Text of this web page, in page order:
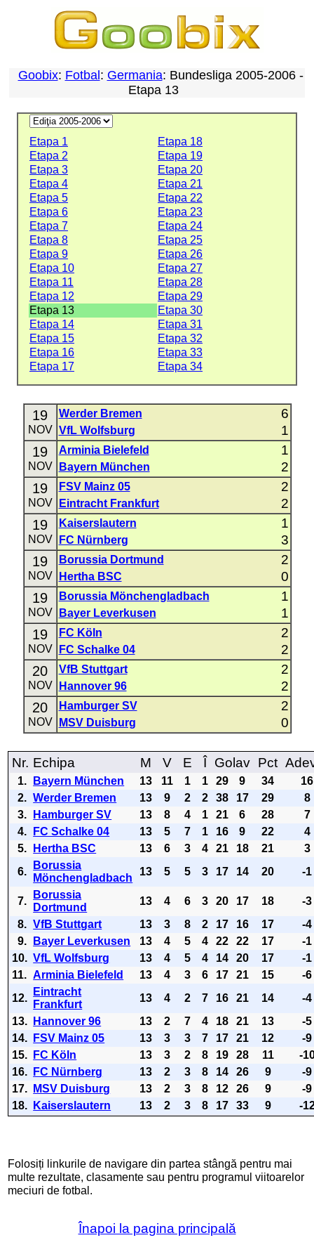
Goobix: Fotbal : Germania: Bundesliga 2005-2006 -
Etapa 13
Etapa 1
Etapa 18
Etapa 2
Etapa 19
Etapa 3
Etapa 20
Etapa 4
Etapa 21
Etapa 5
Etapa 22
Etapa 6
Etapa 23
Etapa 7
Etapa 24
Etapa 8
Etapa 25
Etapa 9
Etapa 26
Etapa 10
Etapa 27
Etapa 11
Etapa 28
Etapa 12
Etapa 29
Etapa 13
Etapa 30
Etapa 14
Etapa 31
Etapa 15
Etapa 32
Etapa 16
Etapa 33
Etapa 17
Etapa 34
19
NOV
Werder Bremen 6
VfL Wolfsburg 1
19
NOV
Arminia Bielefeld 1
Bayern München 2
19
NOV
FSV Mainz 05 2
Eintracht Frankfurt 2
19
NOV
Kaiserslautern 1
FC Nürnberg 3
19
NOV
Borussia Dortmund 2
Hertha BSC 0
19
NOV
Borussia Mönchengladbach 1
Bayer Leverkusen 1
19
NOV
FC Köln 2
FC Schalke 04 2
20
NOV
VfB Stuttgart 2
Hannover 96 2
20
NOV
Hamburger SV 2
MSV Duisburg 0
Nr. Echipa M V E Î Golav Pct
1. Bayern München 13 11 1 1 29 9 34
16
2. Werder Bremen 13 9 2 2 38 17 29
8
3.
Hamburger SV 13 8 4 1 21 6 28
7
4.
FC Schalke 04 13 5 7 1 16 9 22
4
5.
Hertha BSC 13 6 3 4 21 18 21
3
6.
Borussia
Mönchengladbach
13 5 5 3 17 14 20 -1
7.
Borussia
Dortmund
13 4 6 3 20 17 18
-3
8. VfB Stuttgart 13 3 8 2 17 16 17
-4
9.
Bayer Leverkusen 13 4 5 4 22 22 17
-1
10. VfL Wolfsburg 13 4 5 4 14 20 17
-1
11. Arminia Bielefeld 13 4 3 6 17 21 15
-6
12.
Eintracht
Frankfurt
13 4 2 7 16 21 14
-4
13.
Hannover 96 13 2 7 4 18 21 13
-5
14.
FSV Mainz 05 13 3 3 7 17 21 12
-9
15.
FC Köln 13 3 2 8 19 28 11
-
16.
FC Nürnberg 13 2 3 8 14 26 9
-9
17.
MSV Duisburg 13 2 3 8 12 26 9
-9
18.
Kaiserslautern 13 2 3 8 17 33 9 -
Folosiți linkurile de navigare din partea stângă pentru mai
multe rezultate, clasamente sau pentru programul viitoarelor
meciuri de fotbal.
Înapoi la pagina principală